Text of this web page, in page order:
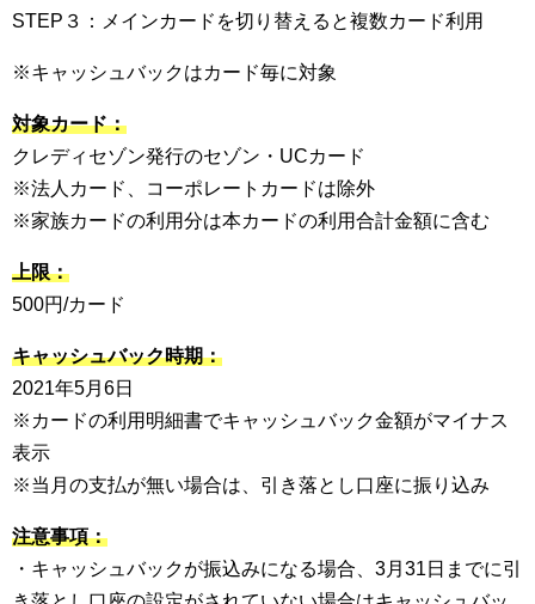
STEP３：メインカードを切り替えると複数カード利用
※キャッシュバックはカード毎に対象
対象カード：
クレディセゾン発行のセゾン・UCカード
※法人カード、コーポレートカードは除外
※家族カードの利用分は本カードの利用合計金額に含む
上限：
500円/カード
キャッシュバック時期：
2021年5月6日
※カードの利用明細書でキャッシュバック金額がマイナス
表示
※当月の支払が無い場合は、引き落とし口座に振り込み
注意事項：
・キャッシュバックが振込みになる場合、3月31日までに引